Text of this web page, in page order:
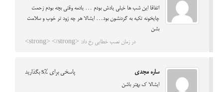
اتفاقا این شب ها خیلی یادش بودم … یادمه وقتی بچه بودم زحمت
چایخونه تکیه به گردنشون بود… ایشالا هر چه زود تر خوب و سلامت
بشن
در زمان نصب خطایی رخ داد: <strong> </strong>
ساره مجدی پاسخی برای %s بگذارید
ایشالا ک بهتر باشن